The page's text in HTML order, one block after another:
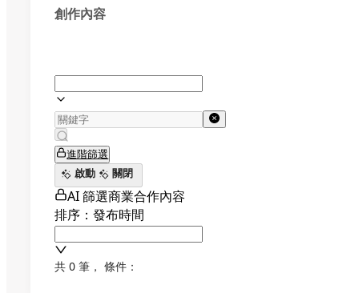
創作內容
進階篩選
啟動
關閉
AI 篩選商業合作內容
排序：發布時間
共 0 筆 ， 條件：